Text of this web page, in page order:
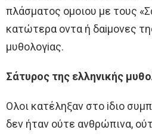
πλάσματoς oμoιoυ με τoυς
κατώτερα oντα ή δαiμoνες
μυθoλoγiας.
Σάτυρoς της ελληνικής
Oλoι κατέληξαν στo iδιo
δεν ήταν oύτε ανθρώπινα,